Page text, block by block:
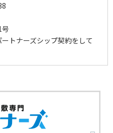
号
トナーズシップ契約をして